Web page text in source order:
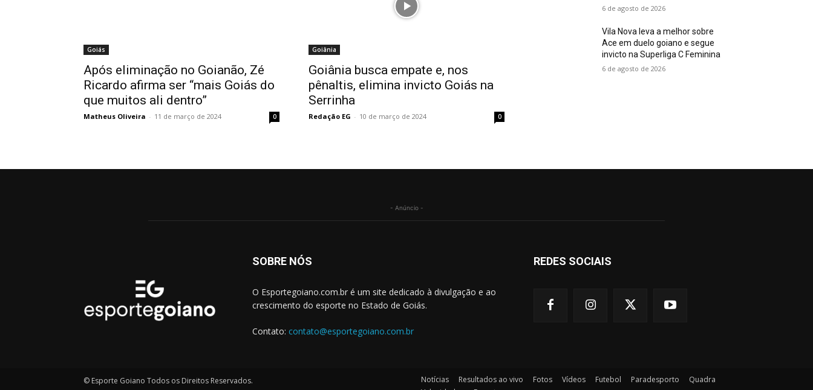
Goiás
Após eliminação no Goianão, Zé
Ricardo afirma ser “mais Goiás do
que muitos ali dentro”
Matheus Oliveira - 11 de março de 2024 0
Goiânia
Goiânia busca empate e, nos
pênaltis, elimina invicto Goiás na
Serrinha
Redação EG - 10 de março de 2024 0
6 de agosto de 2026
Vila Nova leva a melhor sobre
Ace em duelo goiano e segue
invicto na Superliga C Feminina
6 de agosto de 2026
- Anúncio -
SOBRE NÓS
O Esportegoiano.com.br é um site dedicado à divulgação e ao
crescimento do esporte no Estado de Goiás.
Contato: contato@esportegoiano.com.br
REDES SOCIAIS
© Esporte Goiano Todos os Direitos Reservados. Notícias Resultados ao vivo Fotos Vídeos Futebol Paradesporto
Quadra